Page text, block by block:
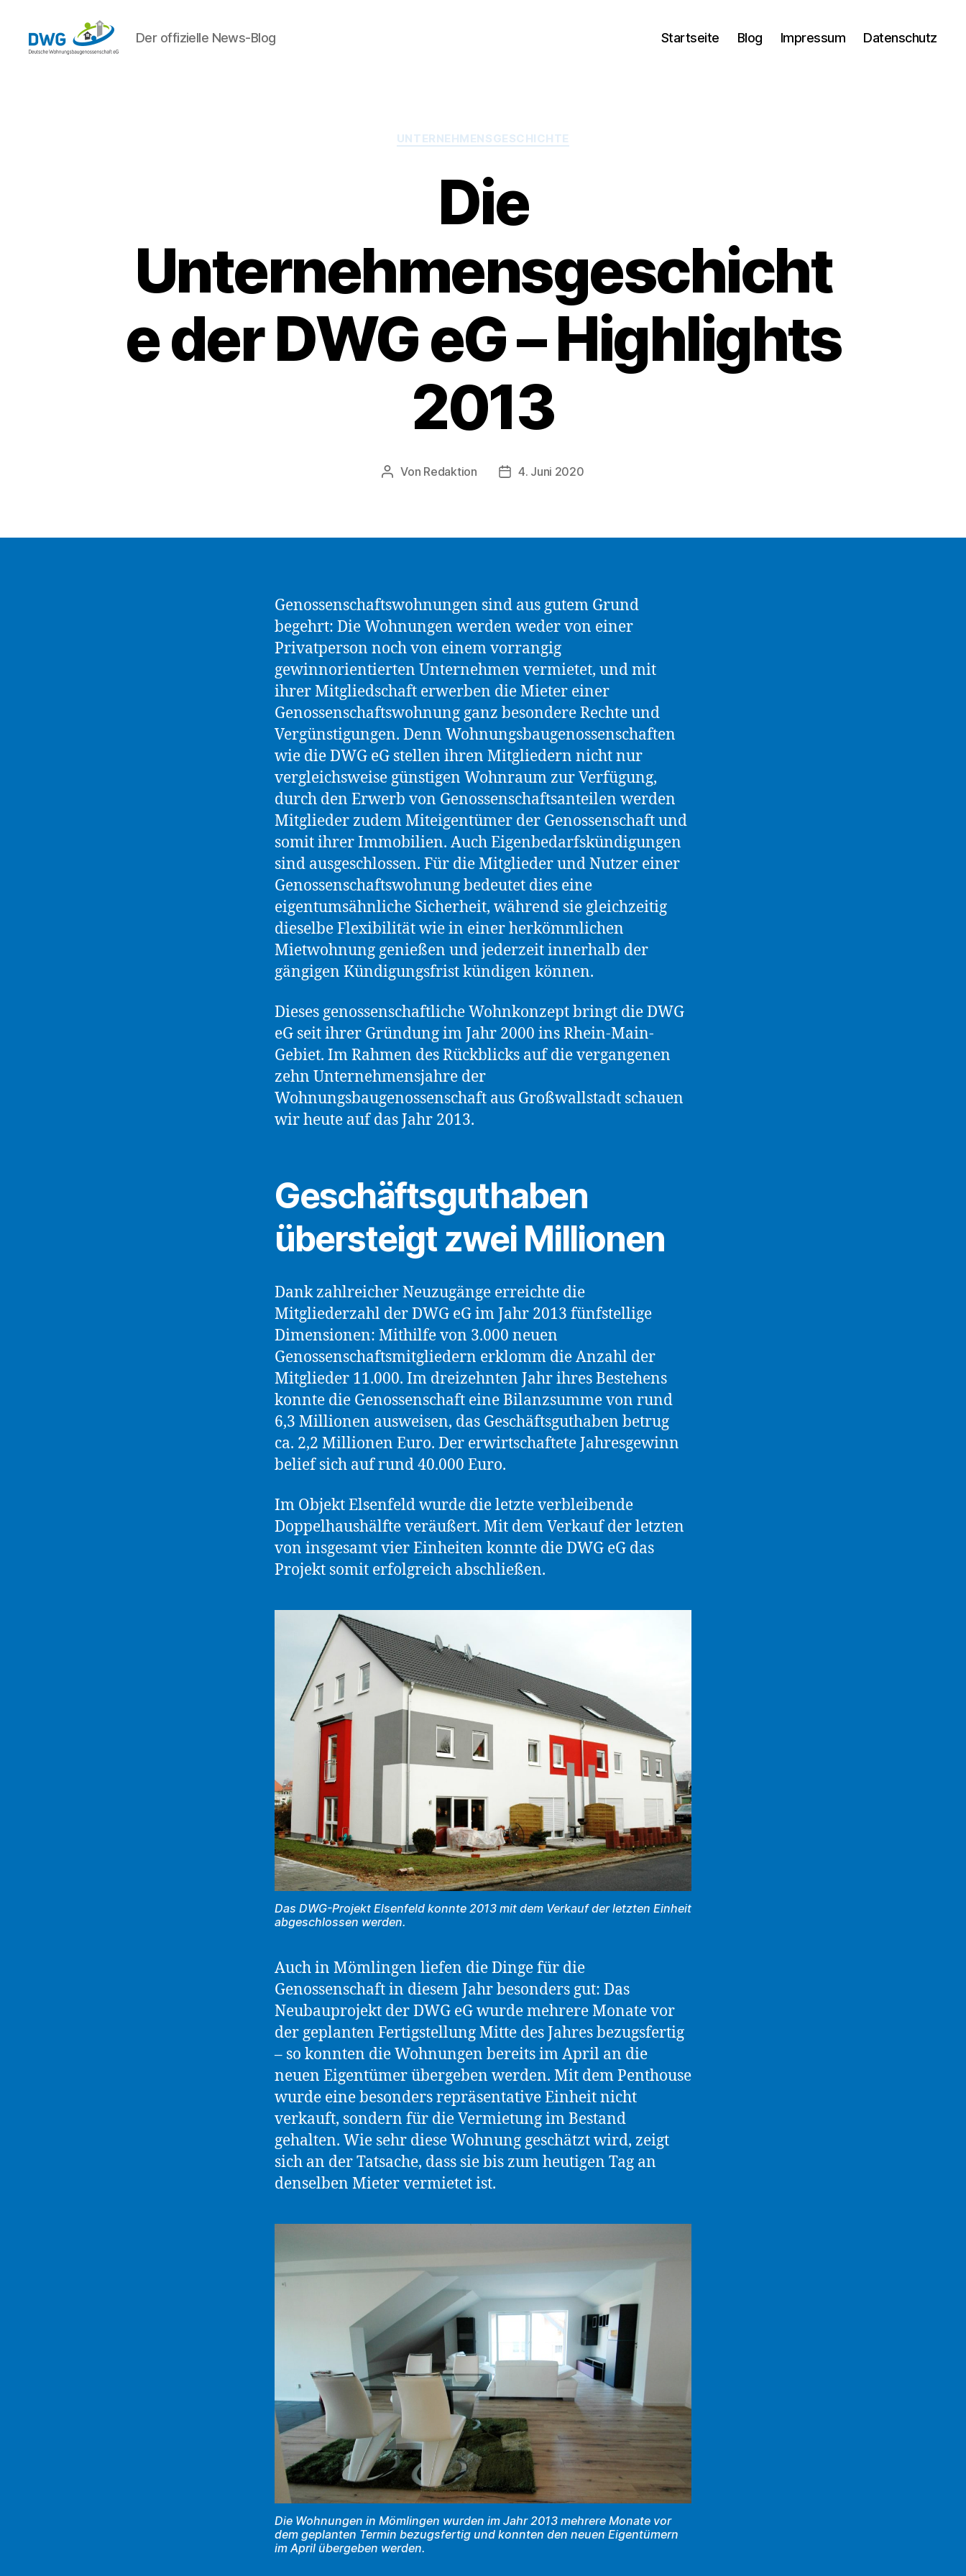
Der offizielle News-Blog Startseite Blog Impressum Datenschutz
Kategorien
UNTERNEHMENSGESCHICHTE
Die
Unternehmensgeschicht
e der DWG eG – Highlights
2013
Beitragsautor
Von Redaktion Beitragsdatum
4. Juni 2020
Genossenschaftswohnungen sind aus gutem Grund
begehrt: Die Wohnungen werden weder von einer
Privatperson noch von einem vorrangig
gewinnorientierten Unternehmen vermietet, und mit
ihrer Mitgliedschaft erwerben die Mieter einer
Genossenschaftswohnung ganz besondere Rechte und
Vergünstigungen. Denn Wohnungsbaugenossenschaften
wie die DWG eG stellen ihren Mitgliedern nicht nur
vergleichsweise günstigen Wohnraum zur Verfügung,
durch den Erwerb von Genossenschaftsanteilen werden
Mitglieder zudem Miteigentümer der Genossenschaft und
somit ihrer Immobilien. Auch Eigenbedarfskündigungen
sind ausgeschlossen. Für die Mitglieder und Nutzer einer
Genossenschaftswohnung bedeutet dies eine
eigentumsähnliche Sicherheit, während sie gleichzeitig
dieselbe Flexibilität wie in einer herkömmlichen
Mietwohnung genießen und jederzeit innerhalb der
gängigen Kündigungsfrist kündigen können.
Dieses genossenschaftliche Wohnkonzept bringt die DWG
eG seit ihrer Gründung im Jahr 2000 ins Rhein-Main-
Gebiet. Im Rahmen des Rückblicks auf die vergangenen
zehn Unternehmensjahre der
Wohnungsbaugenossenschaft aus Großwallstadt schauen
wir heute auf das Jahr 2013.
Geschäftsguthaben
übersteigt zwei Millionen
Dank zahlreicher Neuzugänge erreichte die
Mitgliederzahl der DWG eG im Jahr 2013 fünfstellige
Dimensionen: Mithilfe von 3.000 neuen
Genossenschaftsmitgliedern erklomm die Anzahl der
Mitglieder 11.000. Im dreizehnten Jahr ihres Bestehens
konnte die Genossenschaft eine Bilanzsumme von rund
6,3 Millionen ausweisen, das Geschäftsguthaben betrug
ca. 2,2 Millionen Euro. Der erwirtschaftete Jahresgewinn
belief sich auf rund 40.000 Euro.
Im Objekt Elsenfeld wurde die letzte verbleibende
Doppelhaushälfte veräußert. Mit dem Verkauf der letzten
von insgesamt vier Einheiten konnte die DWG eG das
Projekt somit erfolgreich abschließen.
Das DWG-Projekt Elsenfeld konnte 2013 mit dem Verkauf der letzten Einheit
abgeschlossen werden.
Auch in Mömlingen liefen die Dinge für die
Genossenschaft in diesem Jahr besonders gut: Das
Neubauprojekt der DWG eG wurde mehrere Monate vor
der geplanten Fertigstellung Mitte des Jahres bezugsfertig
– so konnten die Wohnungen bereits im April an die
neuen Eigentümer übergeben werden. Mit dem Penthouse
wurde eine besonders repräsentative Einheit nicht
verkauft, sondern für die Vermietung im Bestand
gehalten. Wie sehr diese Wohnung geschätzt wird, zeigt
sich an der Tatsache, dass sie bis zum heutigen Tag an
denselben Mieter vermietet ist.
Die Wohnungen in Mömlingen wurden im Jahr 2013 mehrere Monate vor
dem geplanten Termin bezugsfertig und konnten den neuen Eigentümern
im April übergeben werden.